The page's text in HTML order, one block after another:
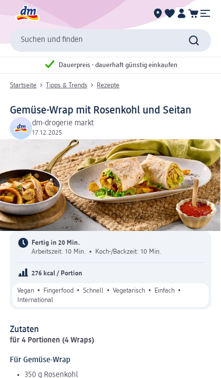
Suchen und finden
Dauerpreis - dauerhaft günstig einkaufen
Startseite Tipps & Trends Rezepte
Gemüse-Wrap mit Rosenkohl und Seitan
dm-drogerie markt
17.12.2025
Fertig in 20 Min.
Arbeitszeit: 10 Min. • Koch-/Backzeit: 10 Min.
276 kcal / Portion
Vegan • Fingerfood • Schnell • Vegetarisch • Einfach •
International
Zutaten
für 4 Portionen (4 Wraps)
Für Gemüse-Wrap
350 g Rosenkohl